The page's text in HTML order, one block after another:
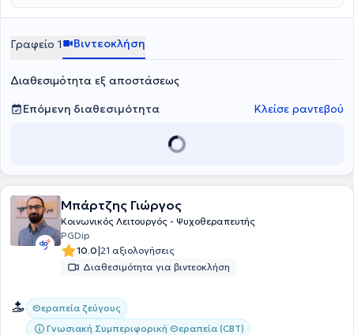
explorative minds: A co-operative inquiry of HELASYTH on its’
οποίο οι συστημικοί θεραπευτές αντιλαμβάνονται την
επαγγελματική τους ταυτότητα και τις προκλήσεις της.
Γραφείο 1 Βιντεοκλήση
Διαθεσιμότητα εξ αποστάσεως
Επόμενη διαθεσιμότητα
Κλείσε ραντεβού
Μπάρτζης Γιώργος
Κοινωνικός Λειτουργός - Ψυχοθεραπευτής
PGDip
10.0|21 αξιολογήσεις
Διαθεσιμότητα για βιντεοκλήση
Θεραπεία ζεύγους
Γνωσιακή Συμπεριφορική Θεραπεία (CBT)